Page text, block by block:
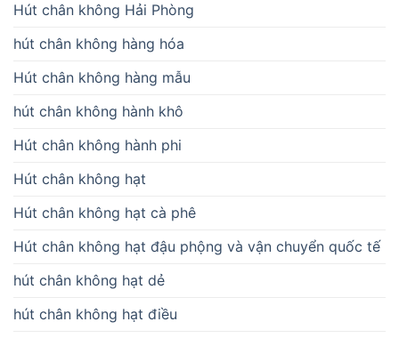
Hút chân không Hải Phòng
hút chân không hàng hóa
Hút chân không hàng mẫu
hút chân không hành khô
Hút chân không hành phi
Hút chân không hạt
Hút chân không hạt cà phê
Hút chân không hạt đậu phộng và vận chuyển quốc tế
hút chân không hạt dẻ
hút chân không hạt điều